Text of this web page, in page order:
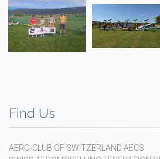
Find Us
AERO-CLUB OF SWITZERLAND AECS